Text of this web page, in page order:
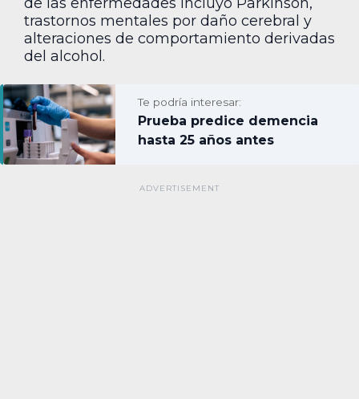
trastornos mentales por daño cerebral y
alteraciones de comportamiento derivadas
del alcohol.
Te podría interesar:
Prueba predice demencia
hasta 25 años antes